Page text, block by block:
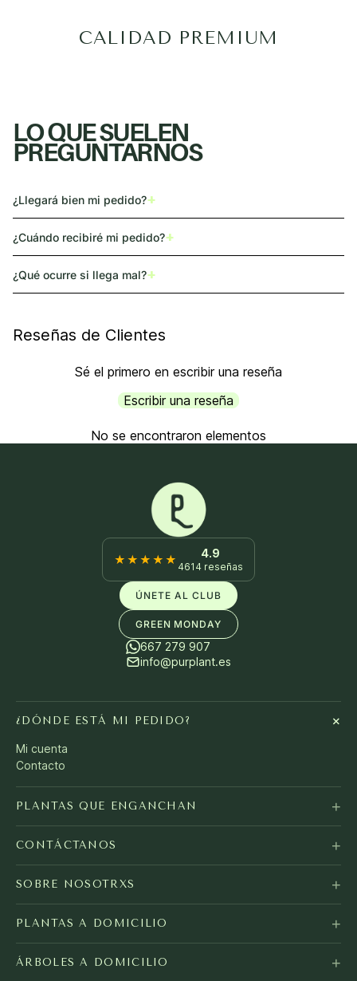
CALIDAD PREMIUM
LO QUE SUELEN
PREGUNTARNOS
¿Llegará bien mi pedido?+
¿Cuándo recibiré mi pedido?+
¿Qué ocurre si llega mal?+
Reseñas de Clientes
Sé el primero en escribir una reseña
Escribir una reseña
No se encontraron elementos
★★★★★ 4.9
4614 reseñas
ÚNETE AL CLUB
GREEN MONDAY
667 279 907
info@purplant.es
¿DÓNDE ESTÁ MI PEDIDO? +
Mi cuenta
Contacto
PLANTAS QUE ENGANCHAN +
CONTÁCTANOS +
SOBRE NOSOTRXS +
PLANTAS A DOMICILIO +
ÁRBOLES A DOMICILIO +